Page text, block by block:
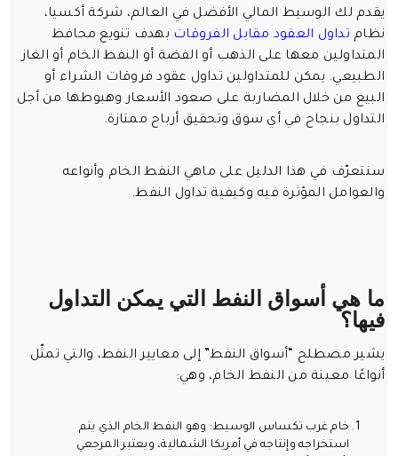
يقدم لك الوسيط المالي الأفضل في العالم، شركة أكسيا،
نظام تداول العقود مقابل الفروقات بهدف تنويع محافظ
المتداولين معها على الذهب أو الفضة أو النفط الخام أو الغاز
الطبيعي. يمكن للمتداولين تداول عقود فروقات الشراء أو
البيع من خلال المضاربة على صعود الأسعار وهبوطها من أجل
التداول بنجاح في أي سوق وتحقيق أرباح ممتازة.
سنتعرّف في هذا الدليل على ماهي النفط الخام وأنواعه
والعوامل المؤثرة فيه وكيفية تداول النفط.
ما هي أسواق النفط التي يمكن التداول
فيها؟
يشير مصطلح “أسواق النفط” إلى معايير النفط، والتي تمثّل
أنواعًا معينة من النفط الخام، وهي:
خام غرب تكساس الوسيط: وهو النفط الخام الذي يتم
استخراجه وإنتاجه في أمريكا الشمالية، ويعتبر المرجعي